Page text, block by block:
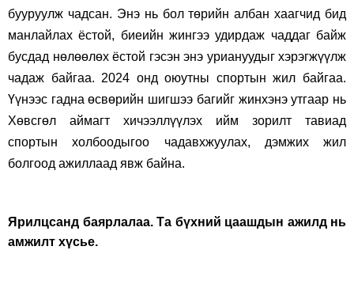
бууруулж чадсан. Энэ нь бол төрийн албан хаагчид бид
манлайлах ёстой, биеийн жингээ удирдаж чаддаг байж
бусдад нөлөөлөх ёстой гэсэн энэ уриануудыг хэрэгжүүлж
чадаж байгаа. 2024 онд оюутны спортын жил байгаа.
Үүнээс гадна өсвөрийн шигшээ багийг жинхэнэ утгаар нь
Хөвсгөл аймагт хичээллүүлэх ийм зорилт тавиад
спортын холбоодыгоо чадавхжуулах, дэмжих жил
болгоод ажиллаад явж байна.
Ярилцсанд баярлалаа. Та бүхний цаашдын ажилд нь
амжилт хүсье.